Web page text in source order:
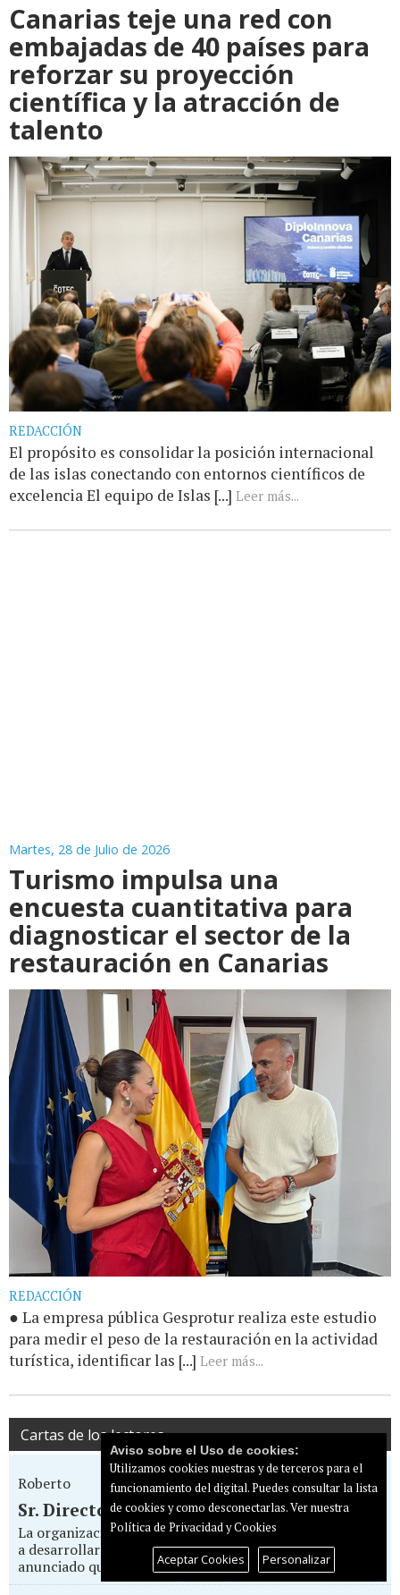
Canarias teje una red con
embajadas de 40 países para
reforzar su proyección
científica y la atracción de
talento
REDACCIÓN
El propósito es consolidar la posición internacional
de las islas conectando con entornos científicos de
excelencia El equipo de Islas [...] Leer más...
Martes, 28 de Julio de 2026
Turismo impulsa una
encuesta cuantitativa para
diagnosticar el sector de la
restauración en Canarias
REDACCIÓN
● La empresa pública Gesprotur realiza este estudio
para medir el peso de la restauración en la actividad
turística, identificar las [...] Leer más...
Cartas de los lectores
Roberto
Sr. Director... Todo por la pasta
La organización del Eurovision Pride Maspalomas que va
a desarrollarse entre el 14 y 17 de mayo en el Yumbo, ha
anunciado que va a boicotear la...
Aviso sobre el Uso de cookies:
Utilizamos cookies nuestras y de terceros para el
funcionamiento del digital. Puedes consultar la lista
de cookies y como desconectarlas.Ver nuestra
Política de Privacidad y Cookies
Aceptar Cookies Personalizar